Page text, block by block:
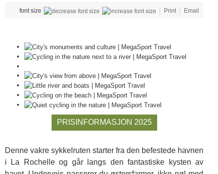
font size Print Email
PRISINFORMASJON 2025
Denne vakre sykkelruten starter fra den befestede havnen
i La Rochelle og går langs den fantastiske kysten av